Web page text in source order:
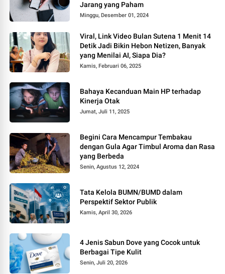
Jarang yang Paham
Minggu, Desember 01, 2024
Viral, Link Video Bulan Sutena 1 Menit 14
Detik Jadi Bikin Hebon Netizen, Banyak
yang Menilai AI, Siapa Dia?
Kamis, Februari 06, 2025
Bahaya Kecanduan Main HP terhadap
Kinerja Otak
Jumat, Juli 11, 2025
Begini Cara Mencampur Tembakau
dengan Gula Agar Timbul Aroma dan Rasa
yang Berbeda
Senin, Agustus 12, 2024
Tata Kelola BUMN/BUMD dalam
Perspektif Sektor Publik
Kamis, April 30, 2026
4 Jenis Sabun Dove yang Cocok untuk
Berbagai Tipe Kulit
Senin, Juli 20, 2026